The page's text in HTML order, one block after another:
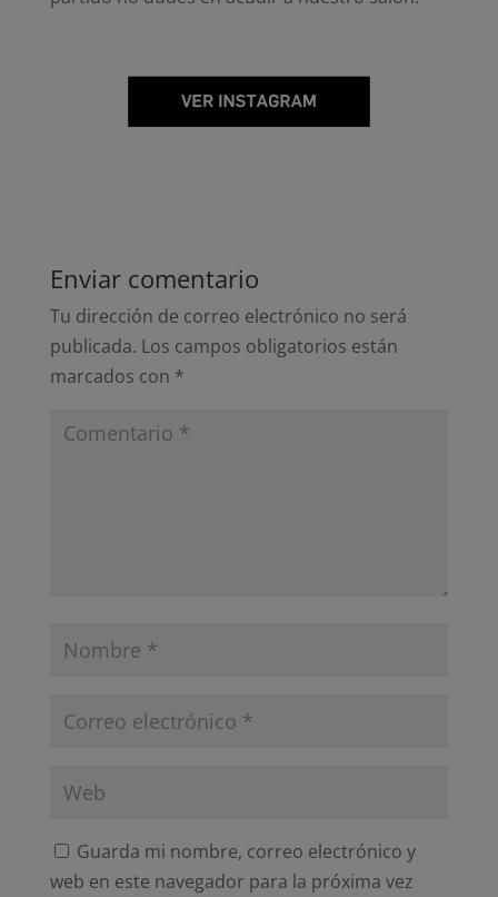
Enviar comentario
Tu dirección de correo electrónico no será
publicada. Los campos obligatorios están
marcados con *
Guarda mi nombre, correo electrónico y
web en este navegador para la próxima vez